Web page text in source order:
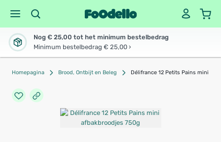
Nog € 25,00 tot het minimum bestelbedrag
Minimum bestelbedrag € 25,00 ›
Homepagina Brood, Ontbijt en Beleg Délifrance 12 Petits Pains mini